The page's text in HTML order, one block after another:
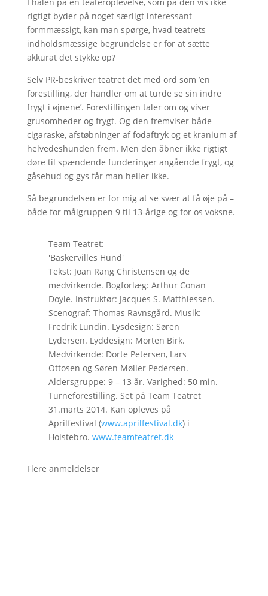
rigtigt byder på noget særligt interessant
formmæssigt, kan man spørge, hvad teatrets
indholdsmæssige begrundelse er for at sætte
akkurat det stykke op?
Selv PR-beskriver teatret det med ord som ’en
forestilling, der handler om at turde se sin indre
frygt i øjnene’. Forestillingen taler om og viser
grusomheder og frygt. Og den fremviser både
cigaraske, afstøbninger af fodaftryk og et kranium af
helvedeshunden frem. Men den åbner ikke rigtigt
døre til spændende funderinger angående frygt, og
gåsehud og gys får man heller ikke.
Så begrundelsen er for mig at se svær at få øje på –
både for målgruppen 9 til 13-årige og for os voksne.
Team Teatret:
'Baskervilles Hund'
Tekst: Joan Rang Christensen og de
medvirkende. Bogforlæg: Arthur Conan
Doyle. Instruktør: Jacques S. Matthiessen.
Scenograf: Thomas Ravnsgård. Musik:
Fredrik Lundin. Lysdesign: Søren
Lydersen. Lyddesign: Morten Birk.
Medvirkende: Dorte Petersen, Lars
Ottosen og Søren Møller Pedersen.
Aldersgruppe: 9 – 13 år. Varighed: 50 min.
Turneforestilling. Set på Team Teatret
31.marts 2014. Kan opleves på
Aprilfestival (www.aprilfestival.dk) i
Holstebro. www.teamteatret.dk
Flere anmeldelser